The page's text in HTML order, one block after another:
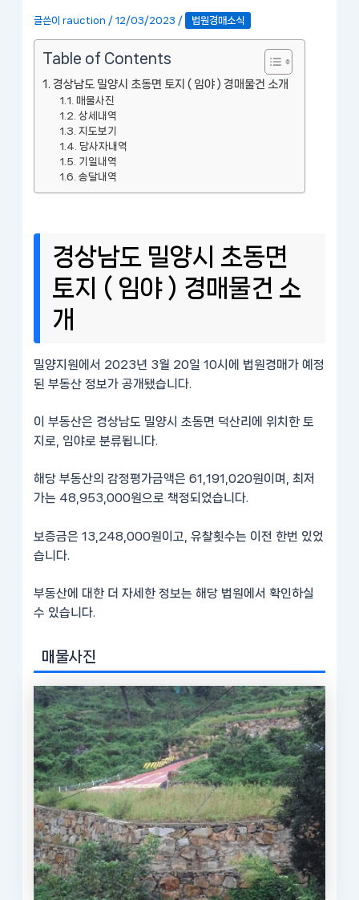
글쓴이rauction /12/03/2023 / 법원경매소식
Table of Contents
경상남도 밀양시 초동면 토지 ( 임야 ) 경매물건 소개
매물사진
상세내역
지도보기
당사자내역
기일내역
송달내역
경상남도 밀양시 초동면
토지 ( 임야 ) 경매물건 소
개
밀양지원에서 2023년 3월 20일 10시에 법원경매가 예정
된 부동산 정보가 공개됐습니다.
이 부동산은 경상남도 밀양시 초동면 덕산리에 위치한 토
지로, 임야로 분류됩니다.
해당 부동산의 감정평가금액은 61,191,020원이며, 최저
가는 48,953,000원으로 책정되었습니다.
보증금은 13,248,000원이고, 유찰횟수는 이전 한번 있었
습니다.
부동산에 대한 더 자세한 정보는 해당 법원에서 확인하실
수 있습니다.
매물사진